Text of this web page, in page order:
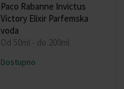
Paco Rabanne Invictus
Victory Elixir Parfemska
voda
Od 50ml - do 200ml
Dostupno